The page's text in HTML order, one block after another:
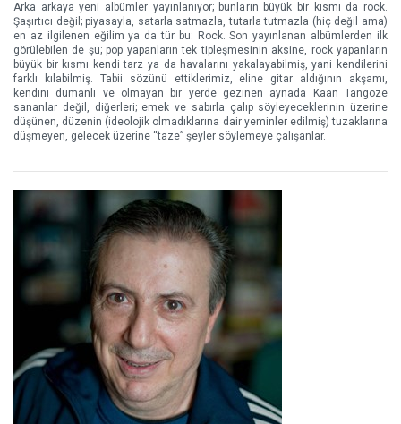
Arka arkaya yeni albümler yayınlanıyor; bunların büyük bir kısmı da rock.
Şaşırtıcı değil; piyasayla, satarla satmazla, tutarla tutmazla (hiç değil ama)
en az ilgilenen eğilim ya da tür bu: Rock. Son yayınlanan albümlerden ilk
görülebilen de şu; pop yapanların tek tipleşmesinin aksine, rock yapanların
büyük bir kısmı kendi tarz ya da havalarını yakalayabilmiş, yani kendilerini
farklı kılabilmiş. Tabii sözünü ettiklerimiz, eline gitar aldığının akşamı,
kendini dumanlı ve olmayan bir yerde gezinen aynada Kaan Tangöze
sananlar değil, diğerleri; emek ve sabırla çalıp söyleyeceklerinin üzerine
düşünen, düzenin (ideolojik olmadıklarına dair yeminler edilmiş) tuzaklarına
düşmeyen, gelecek üzerine “taze” şeyler söylemeye çalışanlar.